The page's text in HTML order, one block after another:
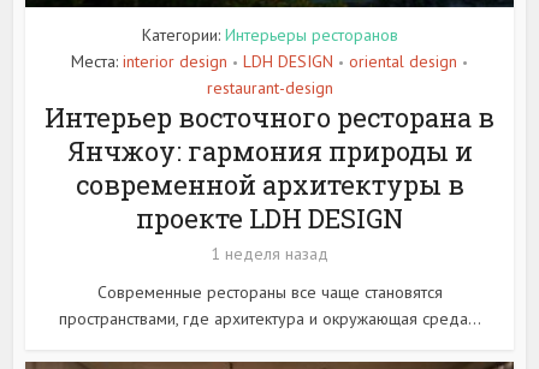
Категории: Интерьеры ресторанов
Места: interior design • LDH DESIGN • oriental design •
restaurant-design
Интерьер восточного ресторана в
Янчжоу: гармония природы и
современной архитектуры в
проекте LDH DESIGN
1 неделя назад
Современные рестораны все чаще становятся
пространствами, где архитектура и окружающая среда...